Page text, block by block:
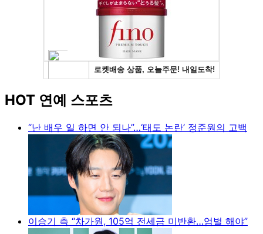
HOT 연예 스포츠
“난 배우 일 하면 안 되나”…‘태도 논란’ 정준원의 고백
이승기 측 “차가원, 105억 전세금 미반환…엄벌 해야”